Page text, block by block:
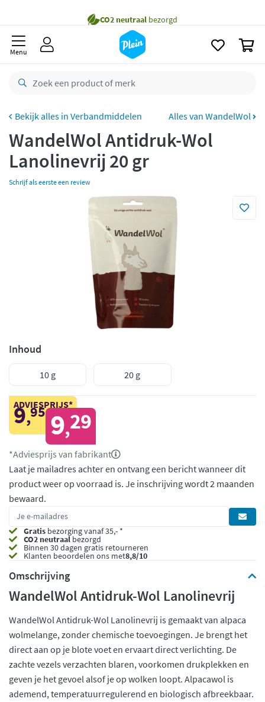
Gratis
besteld,maandag
retourneren
CO2 neutraal bezorgd
Betaal met Klarna
Menu
Verbandmiddelen Alles van WandelWol
WandelWol Antidruk-Wol
Lanolinevrij 20 gr
Schrijf als eerste een review
Inhoud
10 g 20 g
ADVIESPRIJS*
9,95 9,29
*Adviesprijs van fabrikant
Laat je mailadres achter en ontvang een bericht wanneer dit
product weer op voorraad is. Je inschrijving wordt 2 maanden
bewaard.
Gratis bezorging vanaf 35,- *
CO2 neutraalbezorgd
Binnen 30 dagen gratis retourneren
Klanten beoordelen ons met8,8/10
Omschrijving
WandelWol Antidruk-Wol Lanolinevrij
WandelWol Antidruk-Wol Lanolinevrij is gemaakt van alpaca
wolmelange, zonder chemische toevoegingen. Je brengt het
direct aan op je blote voet en ervaart direct verlichting. De
zachte vezels verzachten blaren, voorkomen drukplekken en
geven je het gevoel alsof je op wolken loopt. Alpacawol is
ademend, temperatuurregulerend en biologisch afbreekbaar.